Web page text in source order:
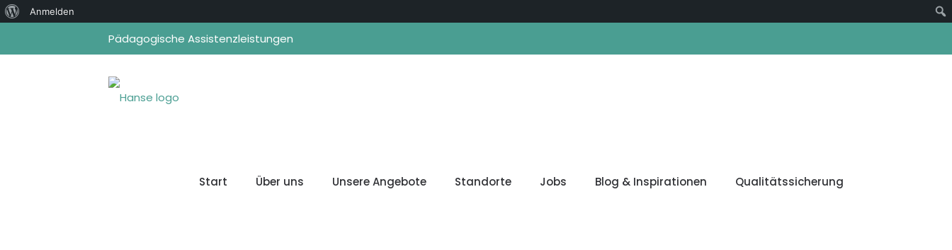
Pädagogische Assistenzleistungen
Start Über uns Unsere Angebote Standorte Jobs Blog & Inspirationen Qualitätssicherung
Über
Anmelden